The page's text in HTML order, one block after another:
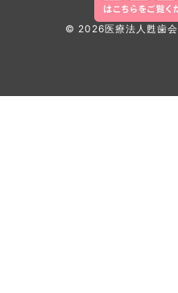
© 2026医療法人甦歯